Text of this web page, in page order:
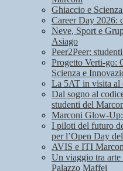
Ghiaccio e
Career Day 2026:
Neve, Sport e
Asiago
Peer2Peer:
Progetto Verti-go:
Scienza e
La 5AT in visita al
Dal sogno al
studenti del
Marconi Glow-Up:
I piloti del futuro
per l’Open Day
AVIS e ITI
Un viaggio tra
Palazzo Maffei